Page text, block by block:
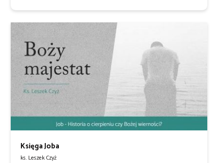
Księga Joba
ks. Leszek Czyż